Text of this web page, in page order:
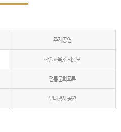
주제공연
학술교육,전시홍보
전통문화교류
부대행사,공연